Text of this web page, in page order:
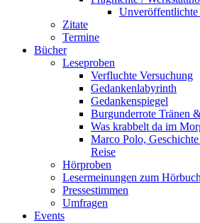
Unveröffentlichte
Zitate
Termine
Bücher
Leseproben
Verfluchte Versuchung
Gedankenlabyrinth
Gedankenspiegel
Burgunderrote Tränen
Was krabbelt da im
Marco Polo,
Reise
Hörproben
Lesermeinungen zum Hörbuch
Pressestimmen
Umfragen
Events